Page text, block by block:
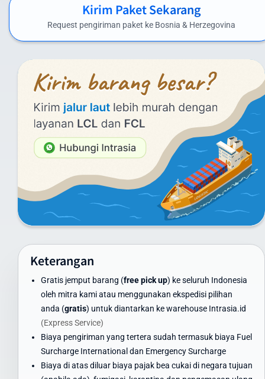
Biaya Kirim Paket ke Bosnia & Herzegovina
yang Kompetitif
yang kompetitif tanpa mengorbankan kualitas layanan. Berikut
perkiraan tarif pengiriman paket dari Indonesia ke Bosnia &
Herzegovina menggunakan layanan kami:
Layanan Udara (Express):
Di atas 100 kg: mulai dari Rp 460.000/kg
Untuk melihat harga secara lengkap anda dapat melihat tabel
daftar harga yang menampilkan tarif pengiriman dari 1 sampai
20 kg
Layanan Laut (untuk pengiriman besar):
khusus
Container FCL/LCL: tersedia penawaran khusus sesuai volume
Harga di atas adalah estimasi dan dapat berubah. Untuk
mendapatkan penawaran terbaik, gunakan kalkulator ongkir di
website kami atau hubungi tim layanan pelanggan Intrasia.id.
Kami menawarkan skema volume discount - semakin besar volume
pengiriman, semakin ekonomis biaya per kilogramnya. Ini
menjadikan Intrasia.id pilihan tepat untuk cara kirim paket murah
Kirim Paket Sekarang
Request pengiriman paket ke Bosnia & Herzegovina
Keterangan
Gratis jemput barang (free pick up) ke seluruh Indonesia
oleh mitra kami atau menggunakan ekspedisi pilihan
anda (gratis) untuk diantarkan ke warehouse Intrasia.id
(Express Service)
Biaya pengiriman yang tertera sudah termasuk biaya Fuel
Surcharge International dan Emergency Surcharge
Biaya di atas diluar biaya pajak bea cukai di negara tujuan